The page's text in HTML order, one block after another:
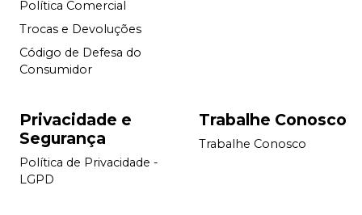
Política Comercial
Trocas e Devoluções
Código de Defesa do
Consumidor
Privacidade e
Segurança
Política de Privacidade -
LGPD
Trabalhe Conosco
Trabalhe Conosco